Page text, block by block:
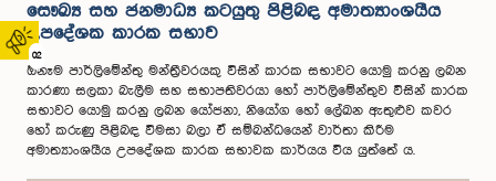
02
සෞඛ්‍ය සහ ජනමාධ්‍ය කටයුතු පිළිබඳ අමාත්‍යාංශයීය
උපදේශක කාරක සභාව
ඕනෑම පාර්ලිමේන්තු මන්ත්‍රීවරයකු විසින් කාරක සභාවට යොමු කරනු ලබන
කාරණා සලකා බැලීම සහ සභාපතිවරයා හෝ පාර්ලිමේන්තුව විසින් කාරක
සභාවට යොමු කරනු ලබන යෝජනා, නියෝග හෝ ලේඛන ඇතුළුව කවර
හෝ කරුණු පිළිබඳ විමසා බලා ඒ සම්බන්ධයෙන් වාර්තා කිරීම
අමාත්‍යාංශයීය උපදේශක කාරක සභාවක කාර්යය විය යුත්තේ ය.